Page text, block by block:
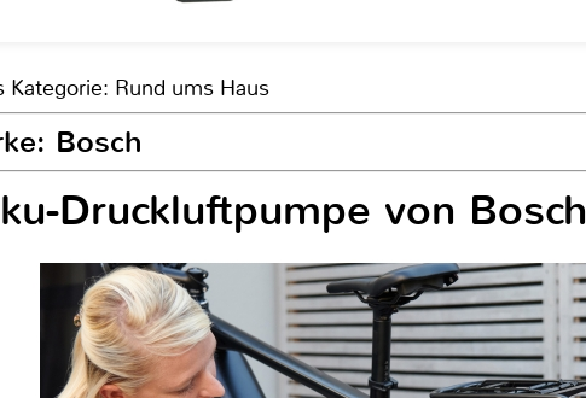
Kategorie: Rund ums Haus
Bosch
Druckluftpumpe von Bosch